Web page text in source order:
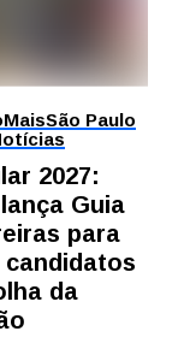
MaisSão Paulo
2027:
Guia
para
candidatos
da